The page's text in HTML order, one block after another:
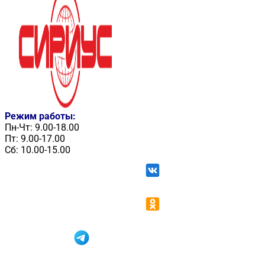
Режим работы:
Пн-Чт: 9.00-18.00
Пт: 9.00-17.00
Сб: 10.00-15.00